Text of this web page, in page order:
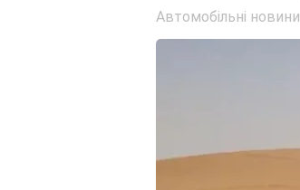
Автомобільні новини